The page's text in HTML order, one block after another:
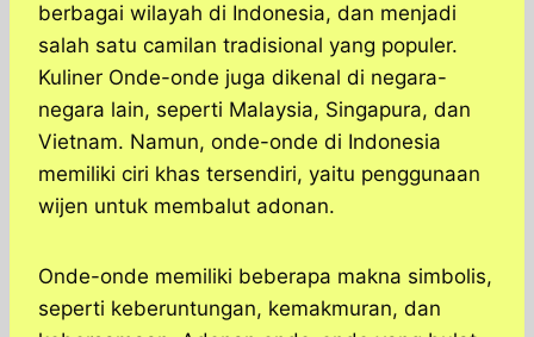
berbagai wilayah di Indonesia, dan menjadi
salah satu camilan tradisional yang populer.
Kuliner Onde-onde juga dikenal di negara-
negara lain, seperti Malaysia, Singapura, dan
Vietnam. Namun, onde-onde di Indonesia
memiliki ciri khas tersendiri, yaitu penggunaan
wijen untuk membalut adonan.
Onde-onde memiliki beberapa makna simbolis,
seperti keberuntungan, kemakmuran, dan